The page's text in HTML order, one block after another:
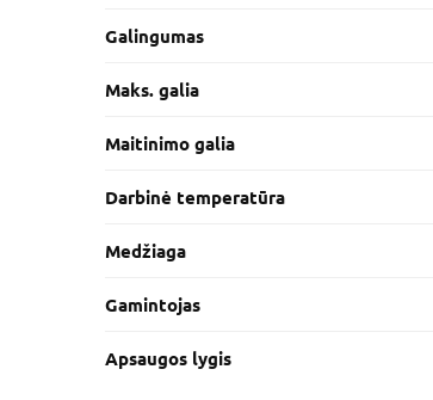
Galingumas
Maks. galia
Maitinimo galia
Darbinė temperatūra
Medžiaga
Gamintojas
Apsaugos lygis